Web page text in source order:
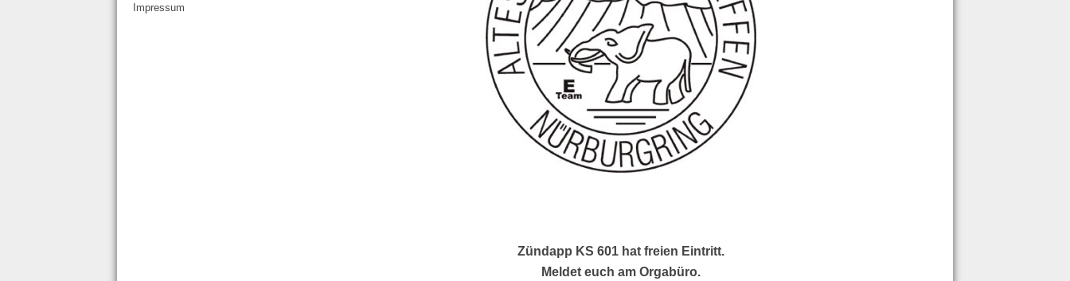
Impressum
Zündapp KS 601 hat freien Eintritt.
Meldet euch am Orgabüro.